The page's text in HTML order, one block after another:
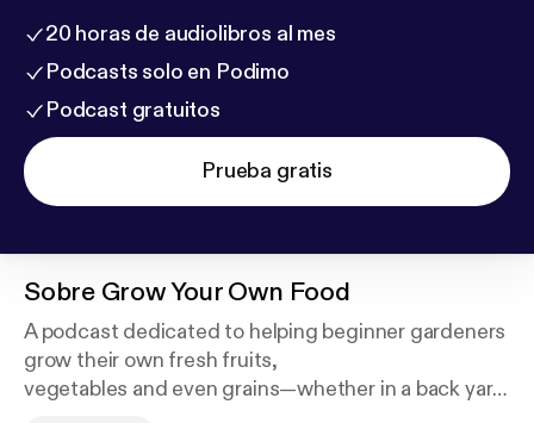
20 horas de audiolibros al mes
Podcasts solo en Podimo
Podcast gratuitos
Prueba gratis
Sobre Grow Your Own Food
A podcast dedicated to helping beginner gardeners
grow their own fresh fruits,
vegetables and even grains—whether in a back yard